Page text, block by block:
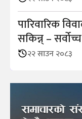
पारिवारिक
सकिन्न् –
२२ साउन २०८३